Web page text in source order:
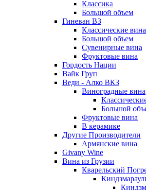
Классика
Большой объем
Гиневан ВЗ
Классические вина
Большой объем
Сувенирные вина
Фруктовые вина
Гордость Нации
Вайк Груп
Веди - Алко ВКЗ
Виноградные вина
Большой
Фруктовые вина
В керамике
Другие Производители
Армянские вина
Givany Wine
Вина из Грузии
Кварельский